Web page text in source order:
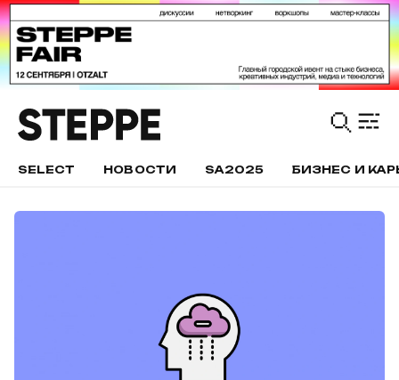
SELECT НОВОСТИ SA2025 БИЗНЕС И